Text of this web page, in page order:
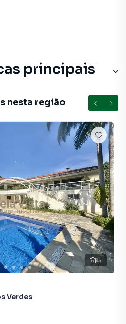
principais
nesta região
85
Verdes